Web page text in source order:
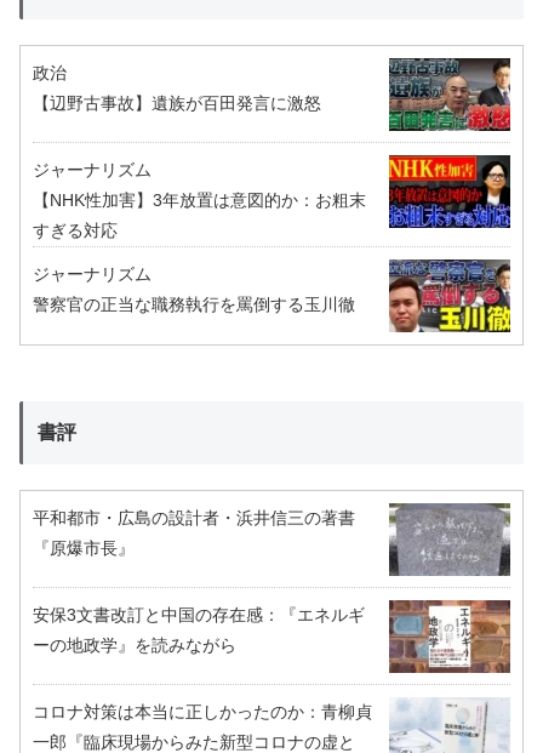
政治
【辺野古事故】遺族が百田発言に激怒
ジャーナリズム
【NHK性加害】3年放置は意図的か：お粗末
すぎる対応
ジャーナリズム
警察官の正当な職務執行を罵倒する玉川徹
書評
平和都市・広島の設計者・浜井信三の著書
『原爆市長』
安保3文書改訂と中国の存在感：『エネルギ
ーの地政学』を読みながら
コロナ対策は本当に正しかったのか：青柳貞
一郎『臨床現場からみた新型コロナの虚と